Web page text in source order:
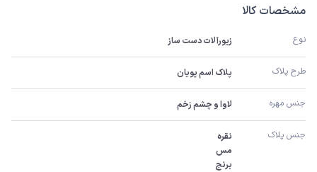
مشخصات کالا
نوع زیورآلات دست ساز
طرح پلاک پلاک اسم پویان
جنس مهره لاوا و چشم زخم
جنس پلاک